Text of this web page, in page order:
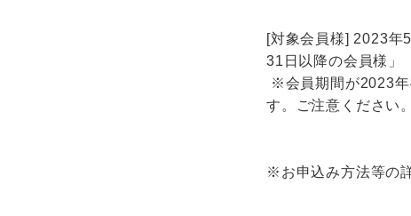
[対象会員様] 2023年
31日以降の会員様」
※会員期間が2023年
す。ご注意ください。
※お申込み方法等の